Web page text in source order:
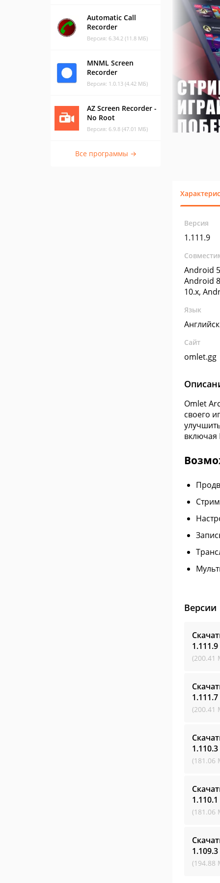
Automatic Call
Recorder
Версия: 6.34.2 (11.8 МБ)
MNML Screen
Recorder
Версия: 1.0.13 (4.42 МБ)
AZ Screen Recorder -
No Root
Версия: 6.9.8 (47.01 МБ)
Все программы →
Версия
1.111.9
Android
Android
10.x,
Язык
Сайт
omlet.gg
Omlet
своего
включая
Версии
1.111.9
(200.41
1.111.7
(200.41
1.110.3
(181.06
1.110.1
(181.06
1.109.3
(194.88